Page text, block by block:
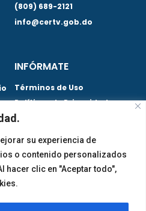
su experiencia de
o contenido personalizados
hacer clic en "Aceptar todo",
(809) 689-2121
info@certv.gob.do
INFÓRMATE
Términos de Uso
Políticas de Privacidad